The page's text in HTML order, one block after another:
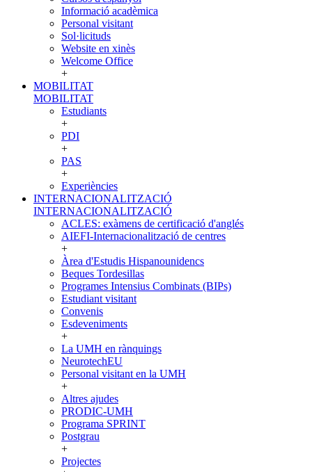
Informació acadèmica
Personal visitant
Sol·licituds
Website en xinès
Welcome Office
+
MOBILITAT
MOBILITAT
Estudiants
+
PDI
+
PAS
+
Experiències
INTERNACIONALITZACIÓ
INTERNACIONALITZACIÓ
ACLES: exàmens de certificació d'anglés
AIEFI-Internacionalització de centres
+
Àrea d'Estudis Hispanounidencs
Beques Tordesillas
Programes Intensius Combinats (BIPs)
Estudiant visitant
Convenis
Esdeveniments
+
La UMH en rànquings
NeurotechEU
Personal visitant en la UMH
+
Altres ajudes
PRODIC-UMH
Programa SPRINT
Postgrau
+
Projectes